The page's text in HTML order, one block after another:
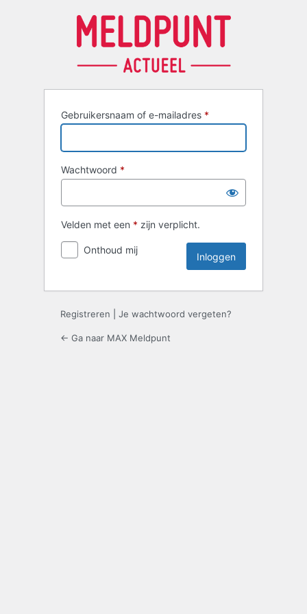
Gebruikersnaam of e-mailadres *
Wachtwoord *
Velden met een * zijn verplicht.
Onthoud mij
Registreren Je wachtwoord vergeten?
← Ga naar MAX Meldpunt